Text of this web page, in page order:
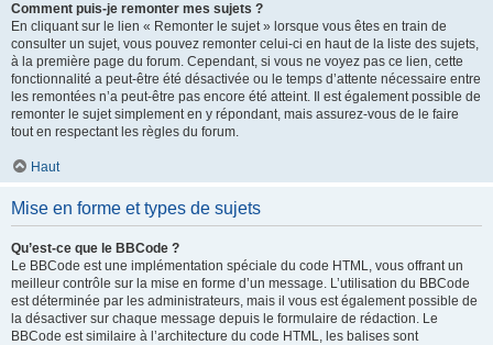
Comment puis-je remonter mes sujets ?
En cliquant sur le lien « Remonter le sujet » lorsque vous êtes en train de
consulter un sujet, vous pouvez remonter celui-ci en haut de la liste des sujets,
à la première page du forum. Cependant, si vous ne voyez pas ce lien, cette
fonctionnalité a peut-être été désactivée ou le temps d’attente nécessaire entre
les remontées n’a peut-être pas encore été atteint. Il est également possible de
remonter le sujet simplement en y répondant, mais assurez-vous de le faire
tout en respectant les règles du forum.
Haut
Mise en forme et types de sujets
Qu’est-ce que le BBCode ?
Le BBCode est une implémentation spéciale du code HTML, vous offrant un
meilleur contrôle sur la mise en forme d’un message. L’utilisation du BBCode
est déterminée par les administrateurs, mais il vous est également possible de
la désactiver sur chaque message depuis le formulaire de rédaction. Le
BBCode est similaire à l’architecture du code HTML, les balises sont